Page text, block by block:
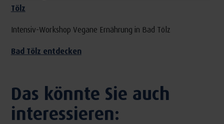
Tölz
Intensiv-Workshop Vegane Ernährung in Bad Tölz
Bad Tölz entdecken
Das könnte Sie auch
interessieren: